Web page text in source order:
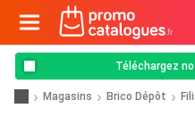
Téléchargez
Magasins Brico Dépôt